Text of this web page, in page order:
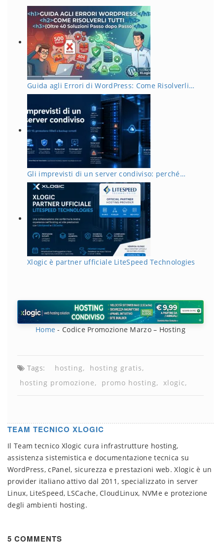
Guida agli Errori di WordPress: Come Risolverli…
Gli imprevisti di un server condiviso: perché…
Xlogic è partner ufficiale LiteSpeed Technologies
Home -Codice Promozione Marzo – Hosting
Tags: hosting
hosting gratis
hosting promozione
promo hosting xlogic
TEAM TECNICO XLOGIC
Il Team tecnico Xlogic cura infrastrutture hosting,
assistenza sistemistica e documentazione tecnica su
WordPress, cPanel, sicurezza e prestazioni web. Xlogic è un
provider italiano attivo dal 2011, specializzato in server
Linux, LiteSpeed, LSCache, CloudLinux, NVMe e protezione
degli ambienti hosting.
5 COMMENTS